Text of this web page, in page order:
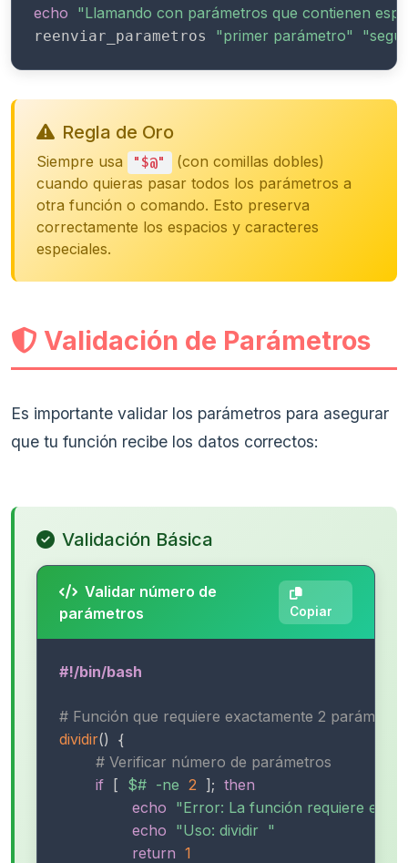
echo "Llamando con parámetros que contienen
reenviar_parametros "primer parámetro"
Regla de Oro
Siempre usa "$@"
(con comillas dobles)
cuando quieras pasar todos los parámetros a
otra función o comando. Esto preserva
correctamente los espacios y caracteres
especiales.
Validación de Parámetros
Es importante validar los parámetros para asegurar
que tu función recibe los datos correctos:
Validación Básica
Validar número de
parámetros
Copiar
#!/bin/bash
# Función que requiere exactamente 2
dividir() {
# Verificar número de parámetros
if [ $# -ne 2 ]; then
echo "Error: La función requiere
echo "Uso: dividir  "
return 1